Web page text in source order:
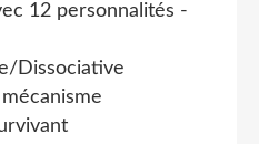
12 personnalités -
Dissociative